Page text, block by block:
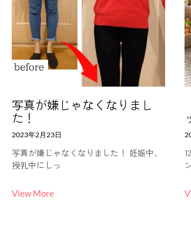
写真が嫌じゃなくなりまし
た！
2023年2月23日
写真が嫌じゃなくなりました！ 妊娠中、
授乳中にしっ
View More